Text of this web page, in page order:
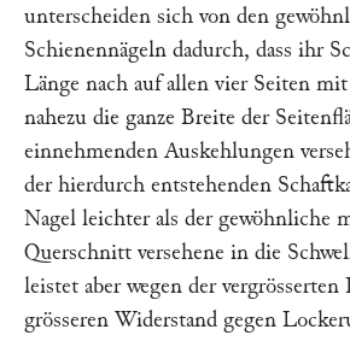
unterscheiden sich von den
Schienennägeln dadurch, dass ihr
Länge nach auf allen vier Seiten
nahezu die ganze Breite der
einnehmenden Auskehlungen
der hierdurch entstehenden
Nagel leichter als der gewöhnliche
Querschnitt versehene in die
leistet aber wegen der
grösseren Widerstand gegen